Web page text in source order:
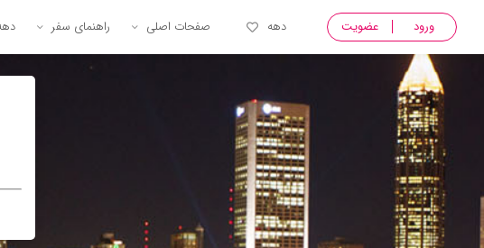
ورود عضویت دهه صفحات اصلی راهنمای سفر